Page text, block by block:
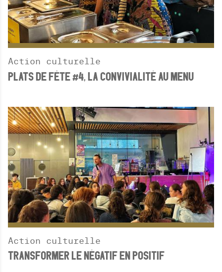
Action culturelle
PLATS DE FÊTE #4, LA CONVIVIALITÉ AU MENU
Action culturelle
TRANSFORMER LE NÉGATIF EN POSITIF